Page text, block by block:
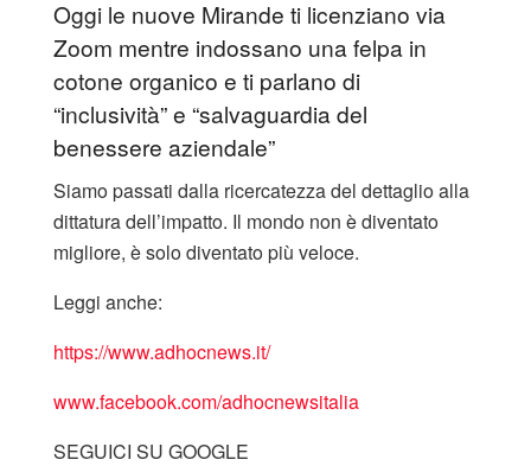
Oggi le nuove Mirande ti licenziano via
Zoom mentre indossano una felpa in
cotone organico e ti parlano di
“inclusività” e “salvaguardia del
benessere aziendale”
​Siamo passati dalla ricercatezza del dettaglio alla
dittatura dell’impatto. Il mondo non è diventato
migliore, è solo diventato più veloce.
Leggi anche:
https://www.adhocnews.it/
www.facebook.com/adhocnewsitalia
SEGUICI SU GOOGLE